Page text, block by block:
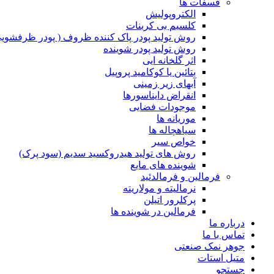
فسفات ها
الکتروپولیش
کلسیم بی کربنات
روش تولید پودر پاک کننده ظروف ( پودر
روش تولید پودر شوینده
اثر گلخانه ایی
بتائین یا کوکامید پروپیل
آبهای زیر زمینی
انقراض دایناسورها
موجودات فضایی
موریانه ها
سیاهچاله ها
خواص سیر
روش های تولید هیدروکسید سدیم (سود پرک)
شوینده های مایع
فرمالین و فرمالدئید
نرمالیته و مولاریته
پرکلرور اتیلن
فرمالین در شوینده ها
درباره ما
تماس با ما
جوهر نمک صنعتی
متیل استات
جستجو